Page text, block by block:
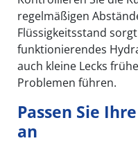
regelmäßigen
Flüssigkeitsstand
funktionierendes
auch kleine Lecks
Problemen führen.
Passen Sie
an